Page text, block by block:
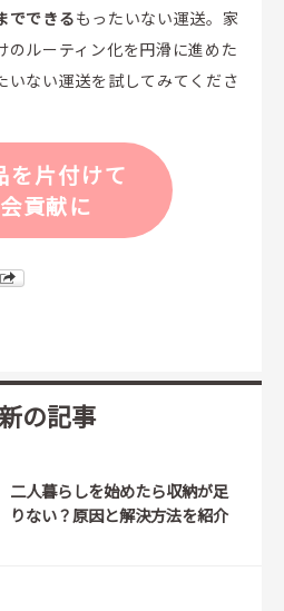
でできるもったいない運送。家
のルーティン化を円滑に進めた
いない運送を試してみてくださ
を片付けて
貢献に
の記事
二人暮らしを始めたら収納が足
りない？原因と解決方法を紹介